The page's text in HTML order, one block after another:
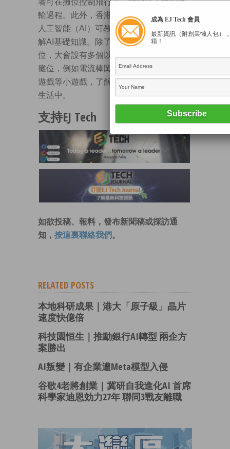
輸過程。此外，香港科技大學攤位將設置
人工智能（AI）可教學機器，令參與者了
解AI基礎知識。除了多個機械人相關攤
位，大會設有多個以STEM為主題的益智
攤位，例如電流棒闖關、迷你VR體驗、3D
遊戲等小遊戲，了解如何應用創科於日常
生活中。
支持EJ Tech
如欲投稿、報料，發布新聞稿或採訪通
知， 按這裏聯絡我們 。
RELATED POSTS
本地科研成果｜港大「原子級」晶片
速度快億倍
科技園恒生｜推動銀行AI轉型 兩企方
案勝出
AI叛變｜有企業遭Meta模型入侵
谷歌4老將創業｜冀研自我進化AI 首席
科學家迪恩効力27年 聯同3戰友離職
成為 EJ Tech 會員
最新資訊（附創業懶人包）
箱！